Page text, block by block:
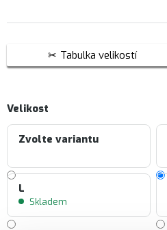
Tabulka velikostí
Velikost
Zvolte variantu
L
Skladem